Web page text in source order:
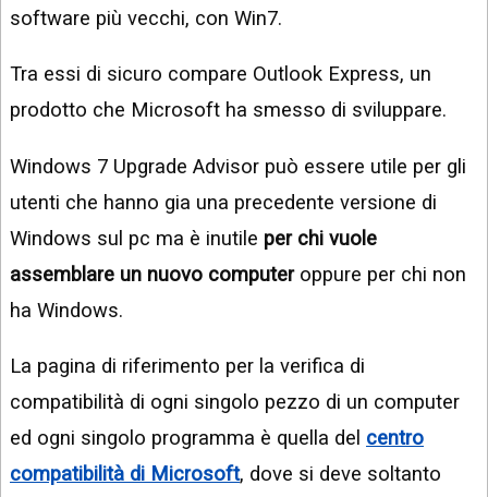
software più vecchi, con Win7.
Tra essi di sicuro compare Outlook Express, un
prodotto che Microsoft ha smesso di sviluppare.
Windows 7 Upgrade Advisor può essere utile per gli
utenti che hanno gia una precedente versione di
Windows sul pc ma è inutile per chi vuole
assemblare un nuovo computeroppure per chi non
ha Windows.
La pagina di riferimento per la verifica di
compatibilità di ogni singolo pezzo di un computer
ed ogni singolo programma è quella del centro
compatibilità di Microsoft, dove si deve soltanto